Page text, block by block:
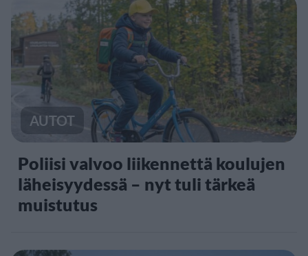
AUTOT
Poliisi valvoo liikennettä koulujen
läheisyydessä – nyt tuli tärkeä
muistutus